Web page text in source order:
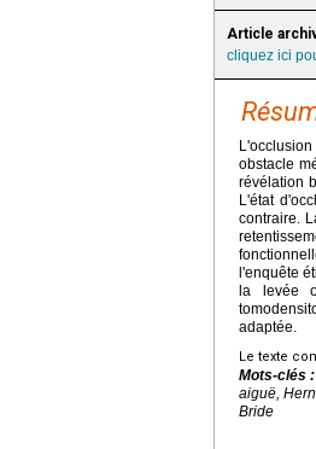
Article
cliquez ici
obstacle
révélation
L'état
contraire.
l'enquête
la levée
adaptée.
Le texte
Mots-clés :
aiguë,
Bride